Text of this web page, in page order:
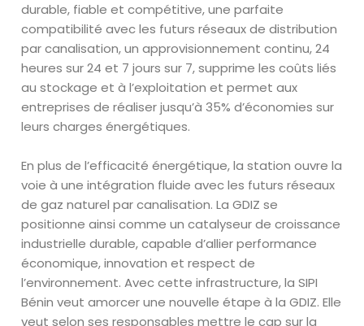
durable, fiable et compétitive,une parfaite
compatibilité avec les futurs réseaux de distribution
par canalisation,un approvisionnement continu, 24
heures sur 24 et 7 jours sur 7, supprime les coûts liés
au stockage et à l’exploitation et permet aux
entreprises de réaliser jusqu’à 35% d’économies sur
leurs charges énergétiques.
En plus de l’efficacité énergétique, la station ouvre la
voie à une intégration fluide avec les futurs réseaux
de gaz naturel parcanalisation.La GDIZ se
positionne ainsi comme un catalyseur de croissance
industrielle durable, capable d’allier performance
économique, innovation et respect de
l’environnement. Avec cette infrastructure, la SIPI
Bénin veut amorcer une nouvelle étape à la GDIZ. Elle
veut selon ses responsables mettre le cap sur la